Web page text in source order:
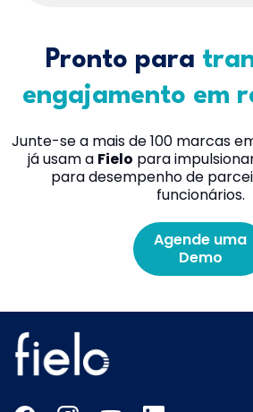
Pronto para
engajamento em
Junte-se a mais de 100 marcas
já usam a Fielo para
para desempenho de
funcionários.
Agende uma
Demo